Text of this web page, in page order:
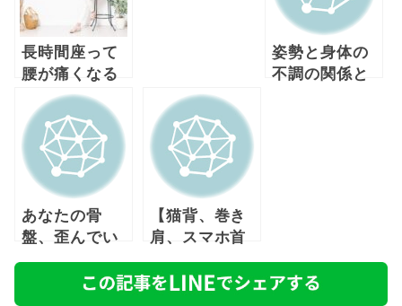
長時間座って
腰が痛くなる
方の正しい座
り方とは
姿勢と身体の
不調の関係と
あなたの骨
盤、歪んでい
ませんか？
【猫背、巻き
肩、スマホ首
の方必見】姿
勢の歪みとリ